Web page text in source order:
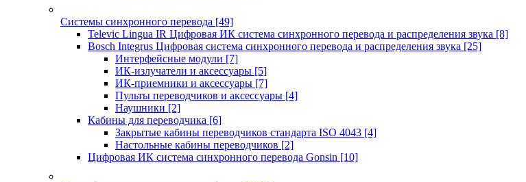
Системы синхронного перевода [49]
Televic Lingua IR Цифровая ИК система синхронного перевода и распределения звука [8]
Bosch Integrus Цифровая система синхронного перевода и распределения звука [25]
Интерфейсные модули [7]
ИК-излучатели и аксессуары [5]
ИК-приемники и аксессуары [7]
Пульты переводчиков и аксессуары [4]
Наушники [2]
Кабины для переводчика [6]
Закрытые кабины переводчиков стандарта ISO 4043 [4]
Настольные кабины переводчиков [2]
Цифровая ИК система синхронного перевода Gonsin [10]